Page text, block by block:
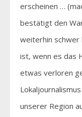
erscheinen …
bestätigt den
weiterhin schwer
ist, wenn es das
etwas verloren
unserer Region